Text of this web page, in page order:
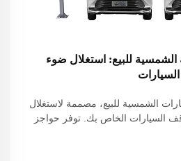
للبيع: استغلال ضوء
الشمسية للبيع، مصممة لاستغلال
السيارات الخاص بك. توفر حواجز